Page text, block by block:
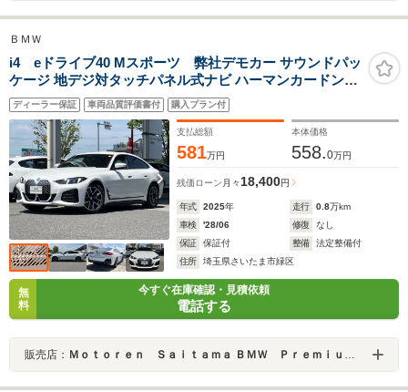
ＢＭＷ
i4 eドライブ40 Mスポーツ 弊社デモカー サウンドパッ
ケージ 地デジ対タッチパネル式ナビ ハーマンカードン・
サラウンドサウンドシステム フロント+サイド+バック
+トップビューカメラ
ディーラー保証 車両品質評価書付 購入プラン付
支払総額
581万円
本体価格
558.0万円
残価ローン 月々 18,400円
年式 2025年 走行 0.8万km
車検
'28/06 修復
なし
保証
保証付 整備
法定整備付
住所
埼玉県さいたま市緑区
無
料
今すぐ在庫確認・見積依頼
電話する
販売店： Ｍｏｔｏｒｅｎ Ｓａｉｔａｍａ ＢＭＷ Ｐｒｅｍｉｕｍ Ｓｅｌｅｃｔｉｏｎ 浦和美園